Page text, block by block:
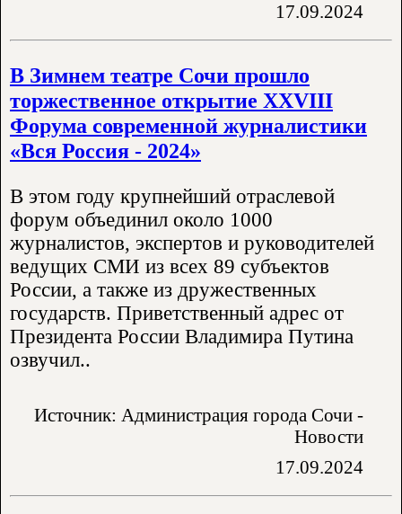
17.09.2024
В Зимнем театре Сочи прошло
торжественное открытие XXVIII
Форума современной журналистики
«Вся Россия - 2024»
В этом году крупнейший отраслевой
форум объединил около 1000
журналистов, экспертов и руководителей
ведущих СМИ из всех 89 субъектов
России, а также из дружественных
государств. Приветственный адрес от
Президента России Владимира Путина
озвучил..
Источник: Администрация города Сочи -
Новости
17.09.2024